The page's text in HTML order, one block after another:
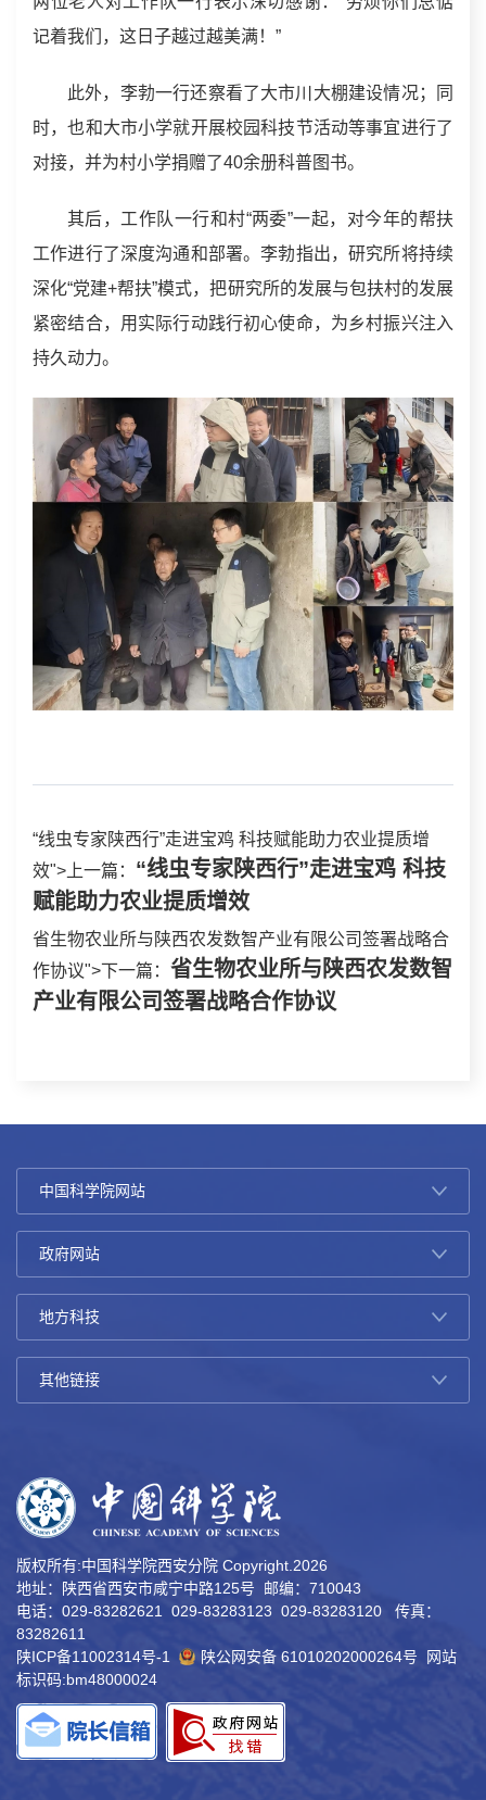
记着我们，这日子越过越美满！”
此外，李勃一行还察看了大市川大棚建设情况；同
时，也和大市小学就开展校园科技节活动等事宜进行了
对接，并为村小学捐赠了40余册科普图书。
其后，工作队一行和村“两委”一起，对今年的帮扶
工作进行了深度沟通和部署。李勃指出，研究所将持续
深化“党建+帮扶”模式，把研究所的发展与包扶村的发展
紧密结合，用实际行动践行初心使命，为乡村振兴注入
持久动力。
“线虫专家陕西行”走进宝鸡 科技赋能助力农业提质增
效">上一篇： “线虫专家陕西行”走进宝鸡 科技
赋能助力农业提质增效
省生物农业所与陕西农发数智产业有限公司签署战略合
作协议">下一篇： 省生物农业所与陕西农发数智
产业有限公司签署战略合作协议
版权所有:中国科学院西安分院 Copyright. 2026
地址：陕西省西安市咸宁中路125号 邮编：710043
电话：029-83282621 029-83283123 029-83283120 传真：
83282611
陕ICP备11002314号-1
陕公网安备 61010202000264号 网站
标识码:bm48000024